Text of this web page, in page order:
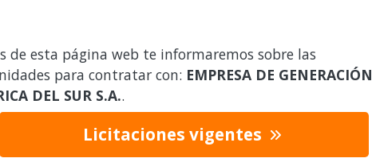
de esta página web te informaremos sobre las
para contratar con: EMPRESA DE GENERACIÓN
DEL SUR S.A..
Licitaciones vigentes